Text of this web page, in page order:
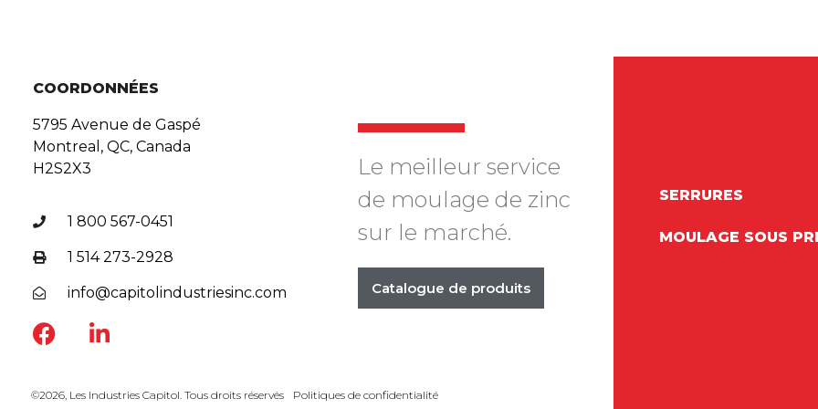
COORDONNÉES
5795 Avenue de Gaspé
Montreal, QC, Canada
H2S2X3
1 800 567-0451
1 514 273-2928
info@capitolindustriesinc.com
Le meilleur service
de moulage de zinc
sur le marché.
Catalogue de produits
SERRURES
MOULAGE SOUS
©2026, Les Industries Capitol. Tous droits réservés Politiques de confidentialité